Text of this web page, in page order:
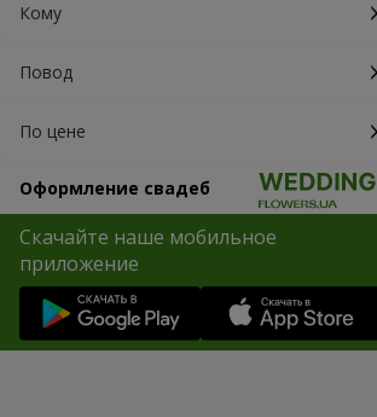
Кому
Повод
По цене
Оформление свадеб
Скачайте наше мобильное
приложение